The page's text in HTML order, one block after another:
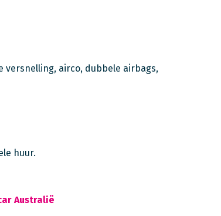
versnelling, airco, dubbele airbags,
huur.
Australië